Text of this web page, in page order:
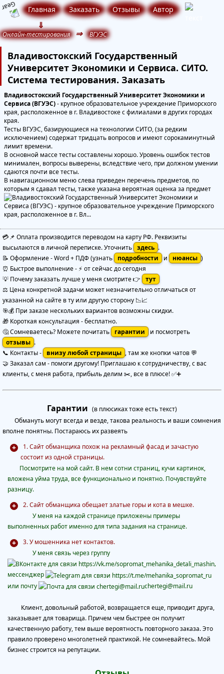
Главная Заказать Отзывы Автор
⇓
Онлайн-тестирования ⇒ ВГУЭС
Владивостокский Государственный
Университет Экономики и Сервиса. СИТО.
Система тестирования. Заказать
Владивостокский Государственный Университет Экономики и
Сервиса (ВГУЭС)- крупное образовательное учреждение Приморского
края, расположенное в г. Владивостоке с филиалами в других городах
края.
Тесты ВГУЭС, базирующиеся на технологии СИТО, (за редким
исключением) содержат тридцать вопросов и имеют сорокаминутный
лимит времени.
В основной массе тесты составлены хорошо. Уровень ошибок тестов
минимален, вопросы выверены, вследствие чего, при должном умении
сдаются почти все тесты.
В навигационном меню слева приведен перечень предметов, по
которым я сдавал тесты, также указана вероятная оценка за предмет
💳📌 Оплата производится переводом на карту РФ. Реквизиты
высылаются в личной переписке. Уточнить здесь .
📝 Оформление-Word + ПДФ (узнать подробности и нюансы )
⏰ Быстрое выполнение- ⚡ от сейчас до сегодня
💡 Почему заказать лучше у меня смотрите 👉
тут
⚖️ Цена конкретной задачи может незначительно отличаться от
указанной на сайте в ту или другую сторону 📉📈
🎯💰 При заказе нескольких вариантов возможны скидки.
🎁 Короткая консультация - бесплатно.
🤔 Сомневаетесь? Можете почитать
гарантии
и посмотреть
отзывы .
📞 Контакты -
внизу любой страницы , там же кнопки чатов 💬
🤝 Заказал сам - помоги другому! Приглашаю к сотрудничеству, с вас
клиенты, с меня работа, прибыль делим ✂️, все в плюсе! ✅➕
Гарантии (в плюсиках тоже есть текст)
Обмануть могут всегда и везде, такова реальность и ваши сомнения
вполне понятны. Постараюсь их развеять
1. Сайт обманщика похож на рекламный фасад и зачастую
состоит из одной страницы.
Посмотрите на мой сайт. В нем сотни страниц, кучи картинок,
вложена уйма труда, все функционально и понятно. Почувствуйте
разницу.
2. Сайт обманщика обещает златые горы и кота в мешке.
У меня на каждой странице приложены примеры
выполненных работ именно для типа задания на странице.
3. У мошенника нет контактов.
У меня связь через группу
,
мессенджер
или почту
chertegi@mail.ru
Клиент, довольный работой, возвращается еще, приводит друга,
заказывает для товарища. Причем чем быстрее он получит
качественную работу, тем выше вероятность повторного заказа. Это
правило проверено многолетней практикой. Не сомневайтесь. Мой
бизнес строится на репутации.